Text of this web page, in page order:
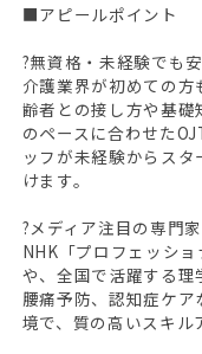
■アピールポイント
?無資格・未経験でも
介護業界が初めての
齢者との接し方や基礎
のペースに合わせた
ッフが未経験からス
けます。
?メディア注目の専門
NHK「プロフェッシ
や、全国で活躍する
腰痛予防、認知症ケ
境で、質の高いスキル